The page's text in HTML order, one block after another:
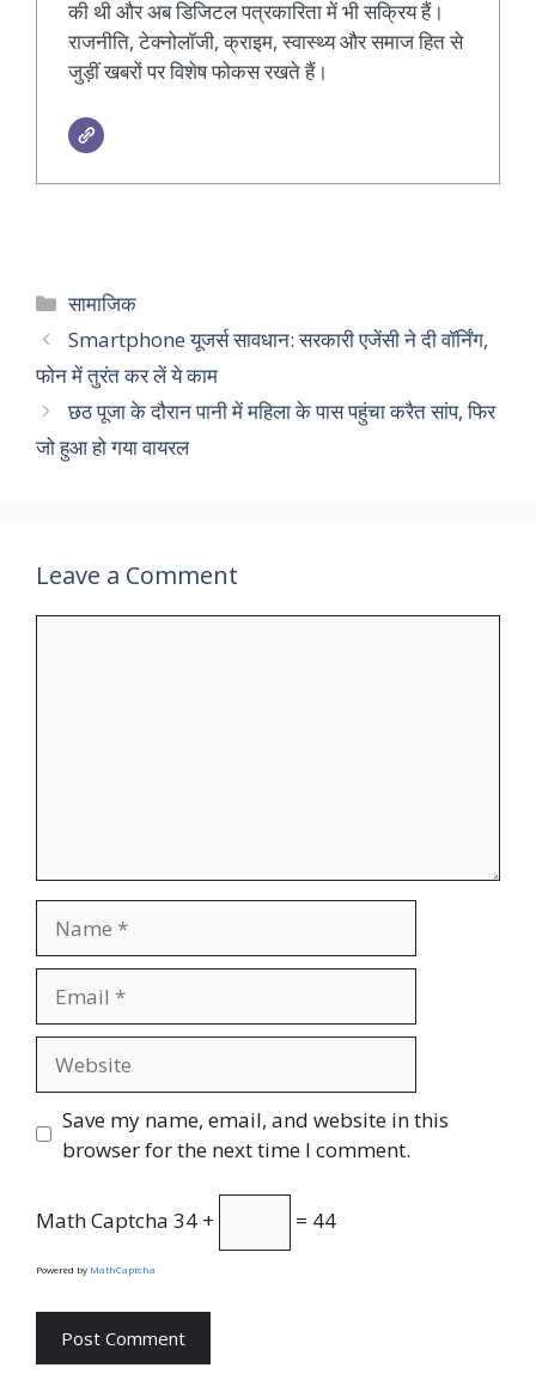
की थी और अब डिजिटल पत्रकारिता में भी सक्रिय हैं।
राजनीति, टेक्नोलॉजी, क्राइम, स्वास्थ्य और समाज हित से
जुड़ीं खबरों पर विशेष फोकस रखते हैं।
Categories
सामाजिक
Smartphone यूजर्स सावधान: सरकारी एजेंसी ने दी वॉर्निंग,
फोन में तुरंत कर लें ये काम
छठ पूजा के दौरान पानी में महिला के पास पहुंचा करैत सांप, फिर
जो हुआ हो गया वायरल
Leave a Comment
Save my name, email, and website in this
browser for the next time I comment.
Math Captcha 34 + = 44
Powered by MathCaptcha